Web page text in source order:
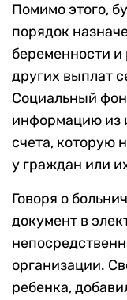
Помимо этого,
порядок
беременности
других выплат
Социальный
информацию из
счета, которую
у граждан или
Говоря о
документ в
организации.
ребенка,